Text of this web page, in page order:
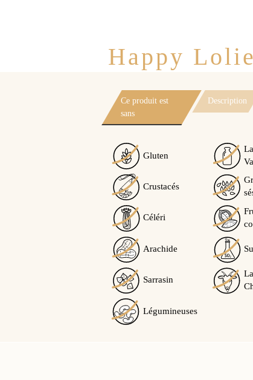
Happy
Ce produit est
sans
Description
Gluten
Crustacés
Céléri
Arachide
Sarrasin
Légumineuses